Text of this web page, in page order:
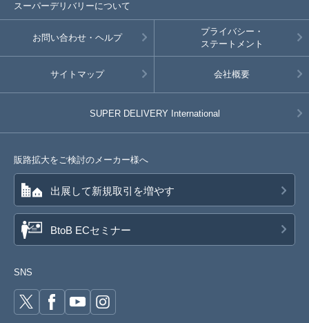
スーパーデリバリーについて
お問い合わせ・ヘルプ
プライバシー・
ステートメント
サイトマップ 会社概要
SUPER DELIVERY International
販路拡大をご検討のメーカー様へ
出展して新規取引を増やす
BtoB ECセミナー
SNS